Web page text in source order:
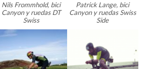
Nils Frommhold, bici
Canyon y ruedas DT
Swiss
Patrick Lange, bici
Canyon y ruedas Swiss
Side